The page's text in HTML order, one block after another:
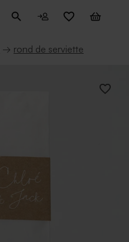
→ rond de serviette